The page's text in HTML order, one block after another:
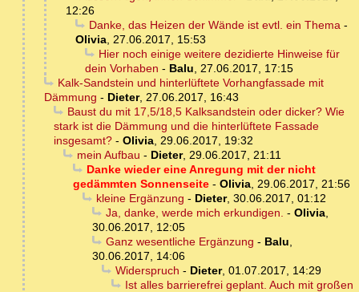
12:26
Danke, das Heizen der Wände ist evtl. ein Thema-
Olivia, 27.06.2017, 15:53
Hier noch einige weitere dezidierte Hinweise für
dein Vorhaben - Balu, 27.06.2017, 17:15
Kalk-Sandstein und hinterlüftete Vorhangfassade mit
Dämmung - Dieter, 27.06.2017, 16:43
Baust du mit 17,5/18,5 Kalksandstein oder dicker? Wie
stark ist die Dämmung und die hinterlüftete Fassade
insgesamt? - Olivia, 29.06.2017, 19:32
mein Aufbau - Dieter, 29.06.2017, 21:11
Danke wieder eine Anregung mit der nicht
gedämmten Sonnenseite - Olivia, 29.06.2017, 21:56
kleine Ergänzung - Dieter, 30.06.2017, 01:12
Ja, danke, werde mich erkundigen. - Olivia,
30.06.2017, 12:05
Ganz wesentliche Ergänzung - Balu,
30.06.2017, 14:06
Widerspruch - Dieter, 01.07.2017, 14:29
Ist alles barrierefrei geplant. Auch mit großen